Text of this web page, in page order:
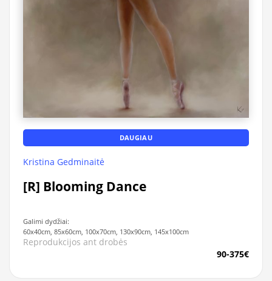
DAUGIAU
Kristina Gedminaitė
[R] Blooming Dance
Galimi dydžiai:
60x40cm, 85x60cm, 100x70cm, 130x90cm, 145x100cm
Reprodukcijos ant drobės
90-375€